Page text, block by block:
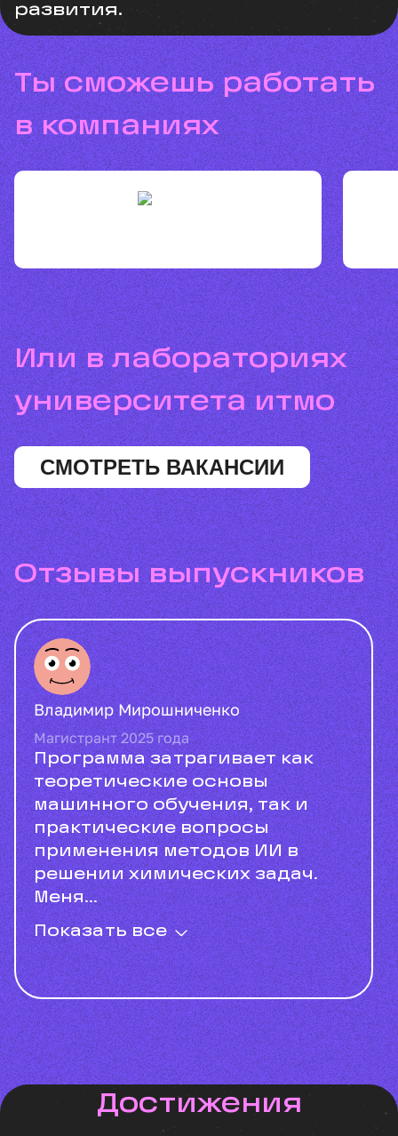
развития.
ты сможешь работать
в компаниях
или в лабораториях
университета итмо
СМОТРЕТЬ ВАКАНСИИ
отзывы выпускников
Программа затрагивает как
теоретические основы
машинного обучения, так и
практические вопросы
применения методов ИИ в
решении химических задач.
Меня...
Показать все
Владимир Мирошниченко
Магистрант 2025 года
Достижения